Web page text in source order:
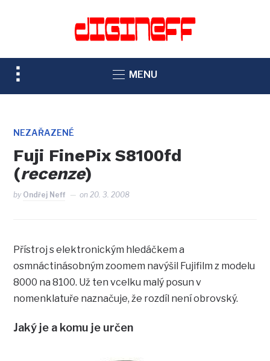
TOGGLE
SIDEBAR
NAVIGATION
MENU
NEZAŘAZENÉ
Fuji FinePix S8100fd
(recenze)
by Ondřej Neff on20. 3. 2008
Přístroj s elektronickým hledáčkem a
osmnáctinásobným zoomem navýšil Fujifilm z modelu
8000 na 8100. Už ten vcelku malý posun v
nomenklatuře naznačuje, že rozdíl není obrovský.
Jaký je a komu je určen